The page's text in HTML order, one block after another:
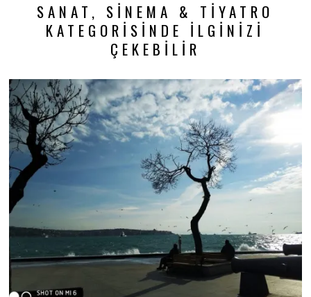
SANAT, SINEMA & TIYATRO
KATEGORISINDE İLGINIZI
ÇEKEBILIR